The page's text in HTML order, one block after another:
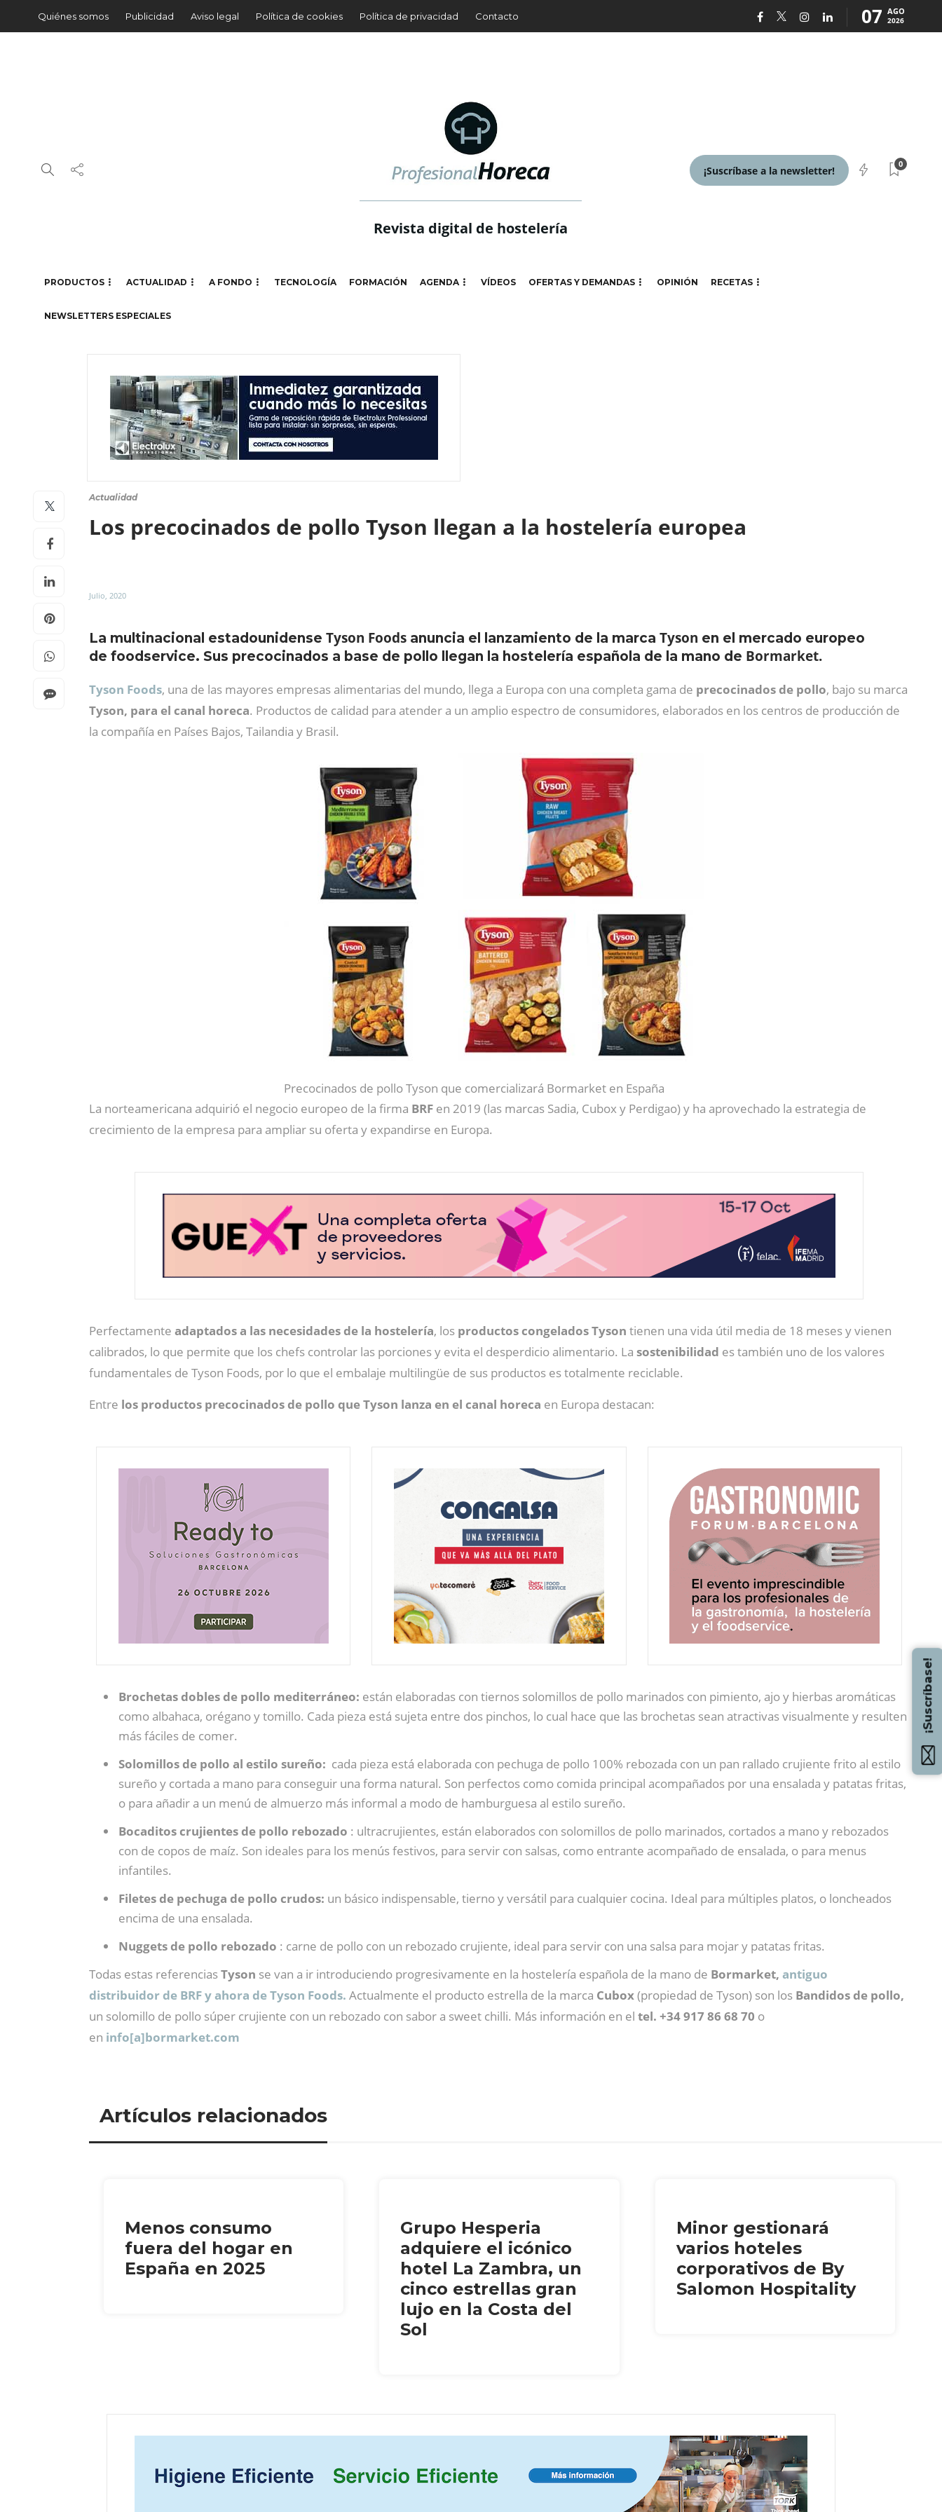
Quiénes somos Publicidad Aviso legal Política de cookies Política de privacidad Contacto 07 AGO
2026
Revista digital de hostelería
¡Suscríbase a la newsletter!
0
PRODUCTOS ACTUALIDAD A FONDO TECNOLOGÍA FORMACIÓN AGENDA VÍDEOS OFERTAS Y DEMANDAS OPINIÓN RECETAS
NEWSLETTERS ESPECIALES
Actualidad
Los precocinados de pollo Tyson llegan a la hostelería europea
Julio, 2020
La multinacional estadounidense Tyson Foods anuncia el lanzamiento de la marca Tyson en el mercado europeo
de foodservice. Sus precocinados a base de pollo llegan la hostelería española de la mano de Bormarket.
Tyson Foods, una de las mayores empresas alimentarias del mundo, llega a Europa con una completa gama de precocinados de pollo, bajo su marca
Tyson, para el canal horeca. Productos de calidad para atender a un amplio espectro de consumidores, elaborados en los centros de producción de
la compañía en Países Bajos, Tailandia y Brasil.
Precocinados de pollo Tyson que comercializará Bormarket en España
La norteamericana adquirió el negocio europeo de la firma BRF en 2019 (las marcas Sadia, Cubox y Perdigao) y ha aprovechado la estrategia de
crecimiento de la empresa para ampliar su oferta y expandirse en Europa.
Perfectamente adaptados a las necesidades de la hostelería, los productos congelados Tyson tienen una vida útil media de 18 meses y vienen
calibrados, lo que permite que los chefs controlar las porciones y evita el desperdicio alimentario. La sostenibilidad es también uno de los valores
fundamentales de Tyson Foods, por lo que el embalaje multilingüe de sus productos es totalmente reciclable.
Entre los productos precocinados de pollo que Tyson lanza en el canal horeca en Europa destacan:
Brochetas dobles de pollo mediterráneo: están elaboradas con tiernos solomillos de pollo marinados con pimiento, ajo y hierbas aromáticas
como albahaca, orégano y tomillo. Cada pieza está sujeta entre dos pinchos, lo cual hace que las brochetas sean atractivas visualmente y resulten
más fáciles de comer.
Solomillos de pollo al estilo sureño: cada pieza está elaborada con pechuga de pollo 100% rebozada con un pan rallado crujiente frito al estilo
sureño y cortada a mano para conseguir una forma natural. Son perfectos como comida principal acompañados por una ensalada y patatas fritas,
o para añadir a un menú de almuerzo más informal a modo de hamburguesa al estilo sureño.
Bocaditos crujientes de pollo rebozado : ultracrujientes, están elaborados con solomillos de pollo marinados, cortados a mano y rebozados
con de copos de maíz. Son ideales para los menús festivos, para servir con salsas, como entrante acompañado de ensalada, o para menus
infantiles.
Filetes de pechuga de pollo crudos: un básico indispensable, tierno y versátil para cualquier cocina. Ideal para múltiples platos, o loncheados
encima de una ensalada.
Nuggets de pollo rebozado : carne de pollo con un rebozado crujiente, ideal para servir con una salsa para mojar y patatas fritas.
Todas estas referenciasTyson se van a ir introduciendo progresivamente en la hostelería española de la mano de Bormarket, antiguo
distribuidor de BRF y ahora de Tyson Foods. Actualmente el producto estrella de la marca Cubox(propiedad de Tyson) son los Bandidos de pollo,
un solomillo de pollo súper crujiente con un rebozado con sabor a sweet chilli. Más información en el tel. +34 917 86 68 70 o
en info[a]bormarket.com
Artículos relacionados
Menos consumo
fuera del hogar en
España en 2025
Grupo Hesperia
adquiere el icónico
hotel La Zambra, un
cinco estrellas gran
lujo en la Costa del
Sol
Minor gestionará
varios hoteles
corporativos de By
Salomon Hospitality
¡Suscríbase!